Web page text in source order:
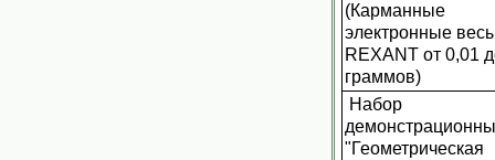
(Карманные
электронные
REXANT от 0,01
граммов)
Набор
"Геометрическая